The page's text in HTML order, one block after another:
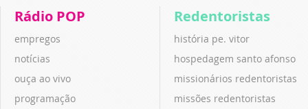
Rádio POP
empregos
notícias
ouça ao vivo
programação
Redentoristas
história pe. vitor
hospedagem santo afonso
missionários redentoristas
missões redentoristas